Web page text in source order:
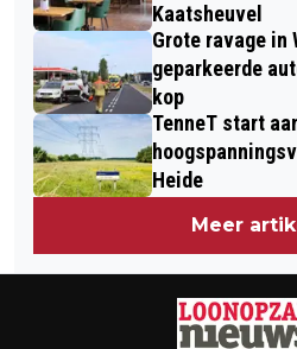
Kaatsheuvel
Grote ravage in
geparkeerde
kop
TenneT start
Heide
Meer